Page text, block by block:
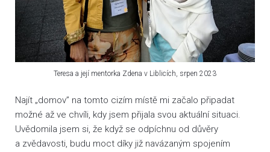
Teresa a její mentorka Zdena v Liblicích, srpen 2023
Najít „domov” na tomto cizím místě mi začalo připadat
možné až ve chvíli, kdy jsem přijala svou aktuální situaci.
Uvědomila jsem si, že když se odpíchnu od důvěry
a zvědavosti, budu moct díky již navázaným spojením